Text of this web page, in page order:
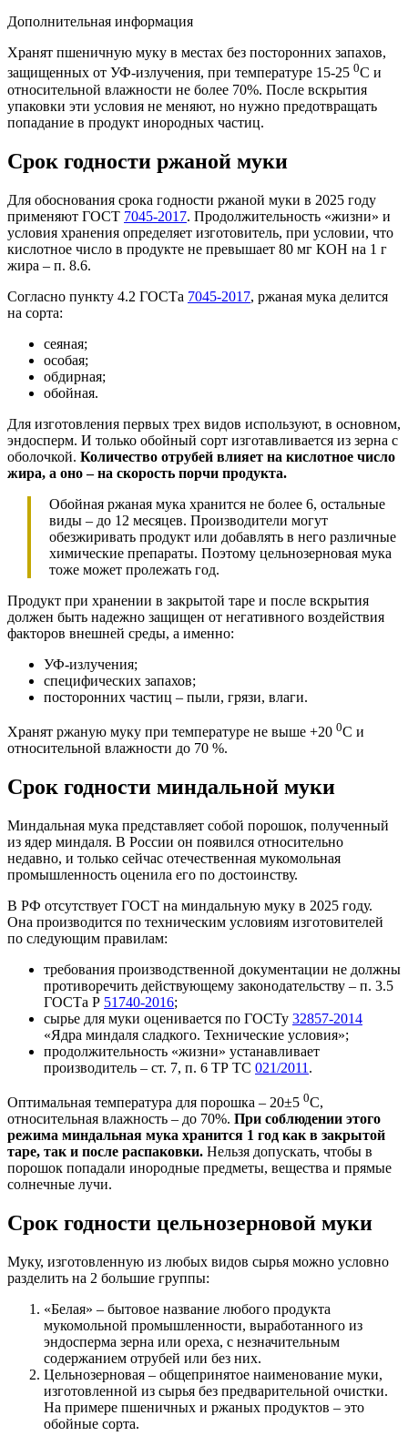
Дополнительная информация
Хранят пшеничную муку в местах без посторонних запахов,
защищенных от УФ-излучения, при температуре 15-25 0С и
относительной влажности не более 70%. После вскрытия
упаковки эти условия не меняют, но нужно предотвращать
попадание в продукт инородных частиц.
Срок годности ржаной муки
Для обоснования срока годности ржаной муки в 2025 году
применяют ГОСТ 7045-2017. Продолжительность «жизни» и
условия хранения определяет изготовитель, при условии, что
кислотное число в продукте не превышает 80 мг КОН на 1 г
жира – п. 8.6.
Согласно пункту 4.2 ГОСТа 7045-2017, ржаная мука делится
на сорта:
сеяная;
особая;
обдирная;
обойная.
Для изготовления первых трех видов используют, в основном,
эндосперм. И только обойный сорт изготавливается из зерна с
оболочкой. Количество отрубей влияет на кислотное число
жира, а оно – на скорость порчи продукта.
Обойная ржаная мука хранится не более 6, остальные
виды – до 12 месяцев. Производители могут
обезжиривать продукт или добавлять в него различные
химические препараты. Поэтому цельнозерновая мука
тоже может пролежать год.
Продукт при хранении в закрытой таре и после вскрытия
должен быть надежно защищен от негативного воздействия
факторов внешней среды, а именно:
УФ-излучения;
специфических запахов;
посторонних частиц – пыли, грязи, влаги.
Хранят ржаную муку при температуре не выше +20 0С и
относительной влажности до 70 %.
Срок годности миндальной муки
Миндальная мука представляет собой порошок, полученный
из ядер миндаля. В России он появился относительно
недавно, и только сейчас отечественная мукомольная
промышленность оценила его по достоинству.
В РФ отсутствует ГОСТ на миндальную муку в 2025 году.
Она производится по техническим условиям изготовителей
по следующим правилам:
требования производственной документации не должны
противоречить действующему законодательству – п. 3.5
ГОСТа Р 51740-2016;
сырье для муки оценивается по ГОСТу 32857-2014
«Ядра миндаля сладкого. Технические условия»;
продолжительность «жизни» устанавливает
производитель – ст. 7, п. 6 ТР ТС 021/2011 .
Оптимальная температура для порошка – 20±5 0С,
относительная влажность – до 70%. При соблюдении этого
режима миндальная мука хранится 1 год как в закрытой
таре, так и после распаковки. Нельзя допускать, чтобы в
порошок попадали инородные предметы, вещества и прямые
солнечные лучи.
Срок годности цельнозерновой муки
Муку, изготовленную из любых видов сырья можно условно
разделить на 2 большие группы:
«Белая» – бытовое название любого продукта
мукомольной промышленности, выработанного из
эндосперма зерна или ореха, с незначительным
содержанием отрубей или без них.
Цельнозерновая – общепринятое наименование муки,
изготовленной из сырья без предварительной очистки.
На примере пшеничных и ржаных продуктов – это
обойные сорта.